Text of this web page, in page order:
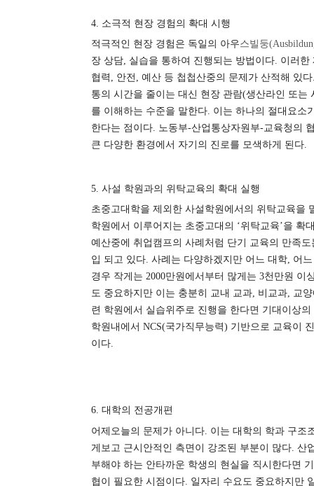
4. 소극적 현장 경험의 확대 시행
적극적인 현장 경험은 독일의 아우스빌둥
장 상담, 실습을 통하여 진행되는 방법이다. 이러한
협력 , 안전 , 예산 등 첩첩산중의 문제가 산적해 있다
통의 시간을 줄이는 대신 현장 관람(생산라인 또는
를 이해하는 수준을 말한다. 이는 하나의 절대요소
한다는 점이다. 노동부-산업통상자원부-교육청의
큰 다양한 환경에서 자기의 진로를 모색하게 된다.
5. 사설 학원과의 위탁교육의 확대 실행
초중고대학을 제외한 사설학원에서의 위탁교육을
학원에서 이루어지는 초중고대의 ‘위탁교육’을 확
예산중에 취업캠프의 사례처럼 단기 교육의 만족
입 되고 있다 사례는 다양하겠지만 어느 대학 어
경우 작게는 2000만원에서부터 많게는 3천만원 이
도 중요하지만 이는 충분히 교내 교과 비교과
교
련 학원에서 실습위주로 진행을 한다면 기대이상
학원내에서 NCS(국가직무능력) 기반으로 교육이
이다
6. 대학의 전공개편
어제오늘의 문제가 아니다 이는 대학의 학과 구조
게보고 근시안적인 측면이 강조된 부분이 많다 산
부해야 하는 안타까운 학생의 현실을 직시한다면
협이 필요한 시점이다 일자리 수요도 중요하지만